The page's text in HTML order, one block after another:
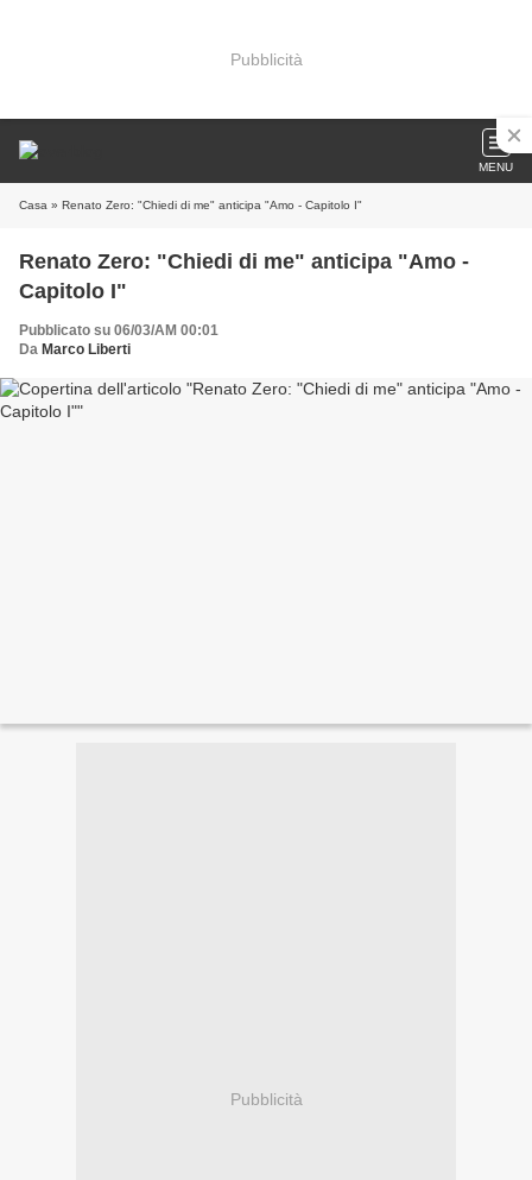
Pubblicità
MENU
Casa » Renato Zero: "Chiedi di me" anticipa "Amo - Capitolo I"
Renato Zero: "Chiedi di me" anticipa "Amo -
Capitolo I"
Pubblicato su 06/03/AM 00:01
Da Marco Liberti
Pubblicità